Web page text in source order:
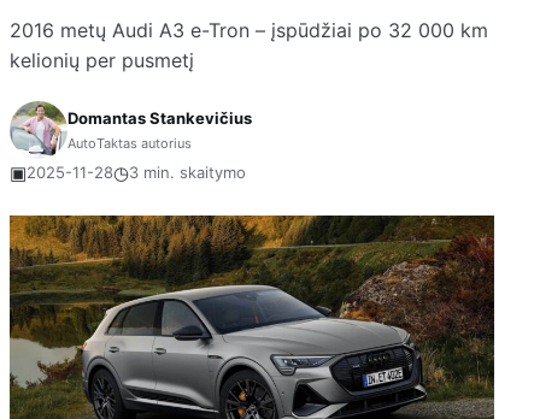
2016 metų Audi A3 e-Tron – įspūdžiai po 32 000 km
kelionių per pusmetį
Domantas Stankevičius
AutoTaktas autorius
▣2025-11-28◷3 min. skaitymo